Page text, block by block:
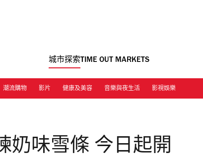
城市探索TIME OUT MARKETS
潮流購物 影片 健康及美容 音樂與夜生活 影視娛樂
奶味雪條 今日起開